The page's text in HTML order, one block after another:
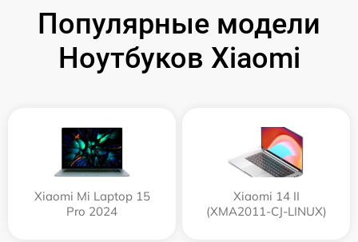
Популярные модели
Ноутбуков Xiaomi
Xiaomi Mi Laptop 15
Pro 2024
Xiaomi 14 II
(XMA2011-CJ-LINUX)